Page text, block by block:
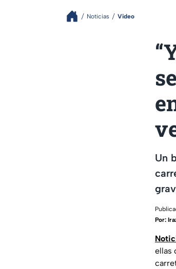
Noticias Video
Un
Por:
ellas